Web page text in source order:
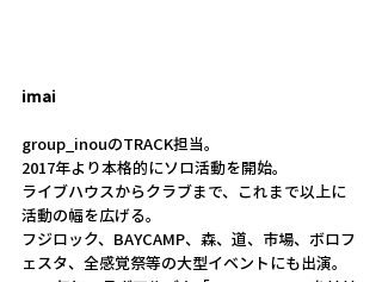
imai
group_inouのTRACK担当。
2017年より本格的にソロ活動を開始。
ライブハウスからクラブまで、これまで以上に
活動の幅を広げる。
フジロック、BAYCAMP、森、道、市場、ボロフ
ェスタ、全感覚祭等の大型イベントにも出演。